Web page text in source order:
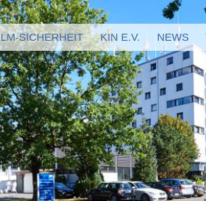
LM-SICHERHEIT KIN E.V. NEWS